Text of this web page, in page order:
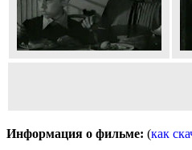
Информация о фильме: (как